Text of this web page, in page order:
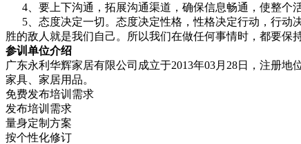
4、要上下沟通，拓展沟通渠道，确保信息畅通，使整个
5、态度决定一切。态度决定性格，性格决定行动，行动
胜的敌人就是我们自己。所以我们在做任何事情时，都要保
参训单位介绍
广东永利华辉家居有限公司成立于2013年03月28日，注册
家具、家居用品。
免费发布培训需求
发布培训需求
量身定制方案
按个性化修订